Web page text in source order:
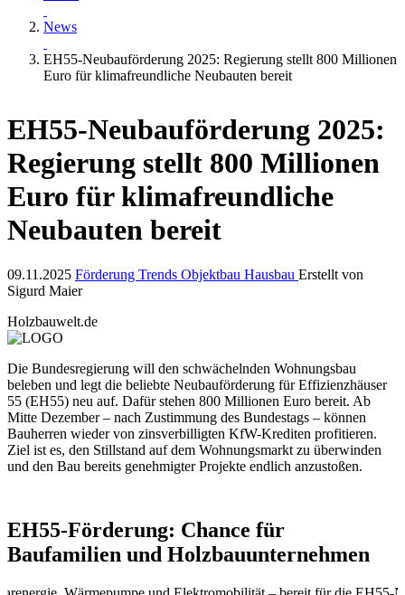
News
EH55-Neubauförderung 2025: Regierung stellt 800 Millionen
Euro für klimafreundliche Neubauten bereit
EH55-Neubauförderung 2025:
Regierung stellt 800 Millionen
Euro für klimafreundliche
Neubauten bereit
09.11.2025 Förderung Trends Objektbau Hausbau Erstellt von
Sigurd Maier
Holzbauwelt.de
Die Bundesregierung will den schwächelnden Wohnungsbau
beleben und legt die beliebte Neubauförderung für Effizienzhäuser
55 (EH55) neu auf. Dafür stehen 800 Millionen Euro bereit. Ab
Mitte Dezember – nach Zustimmung des Bundestags – können
Bauherren wieder von zinsverbilligten KfW-Krediten profitieren.
Ziel ist es, den Stillstand auf dem Wohnungsmarkt zu überwinden
und den Bau bereits genehmigter Projekte endlich anzustoßen.
EH55-Förderung: Chance für
Baufamilien und Holzbauunternehmen